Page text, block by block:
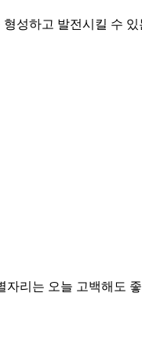
성하고 발전시킬 수
리는 오늘 고백해도